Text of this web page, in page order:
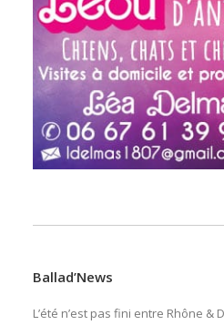
Ballad’News
L’été n’est pas fini entre Rhône &